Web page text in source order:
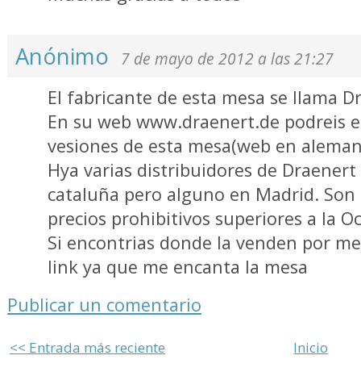
Anónimo 7 de mayo de 2012 a las 21:27
El fabricante de esta mesa se llama
En su web www.draenert.de podreis
vesiones de esta mesa(web en
Hya varias distribuidores de
cataluña pero alguno en Madrid.
precios prohibitivos superiores a la
Si encontrias donde la venden por
link ya que me encanta la mesa
Publicar un comentario
<< Entrada más reciente Inicio